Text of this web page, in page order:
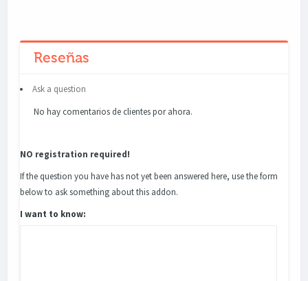
Reseñas
Ask a question
No hay comentarios de clientes por ahora.
NO registration required!
If the question you have has not yet been answered here, use the form
below to ask something about this addon.
I want to know: